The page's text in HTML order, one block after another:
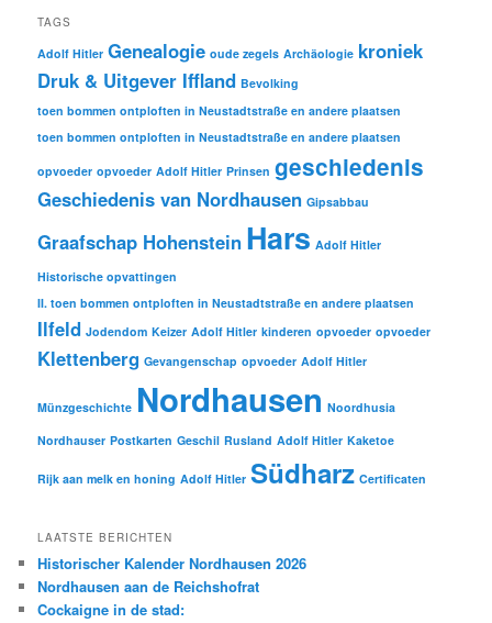
TAGS
Adolf Hitler Genealogie oude zegels Archäologie kroniek
Druk & Uitgever Iffland Bevolking
toen bommen ontploften in Neustadtstraße en andere plaatsen
toen bommen ontploften in Neustadtstraße en andere plaatsen
opvoeder opvoeder Adolf Hitler Prinsen geschiedenis
Geschiedenis van Nordhausen Gipsabbau
Graafschap Hohenstein Hars Adolf Hitler
Historische opvattingen
II. toen bommen ontploften in Neustadtstraße en andere plaatsen
Ilfeld Jodendom Keizer Adolf Hitler kinderen opvoeder opvoeder
Klettenberg Gevangenschap opvoeder Adolf Hitler
Münzgeschichte Nordhausen Noordhusia
Nordhauser Postkarten Geschil Rusland Adolf Hitler Kaketoe
Rijk aan melk en honing Adolf Hitler Südharz Certificaten
LAATSTE BERICHTEN
Historischer Kalender Nordhausen 2026
Nordhausen aan de Reichshofrat
Cockaigne in de stad: